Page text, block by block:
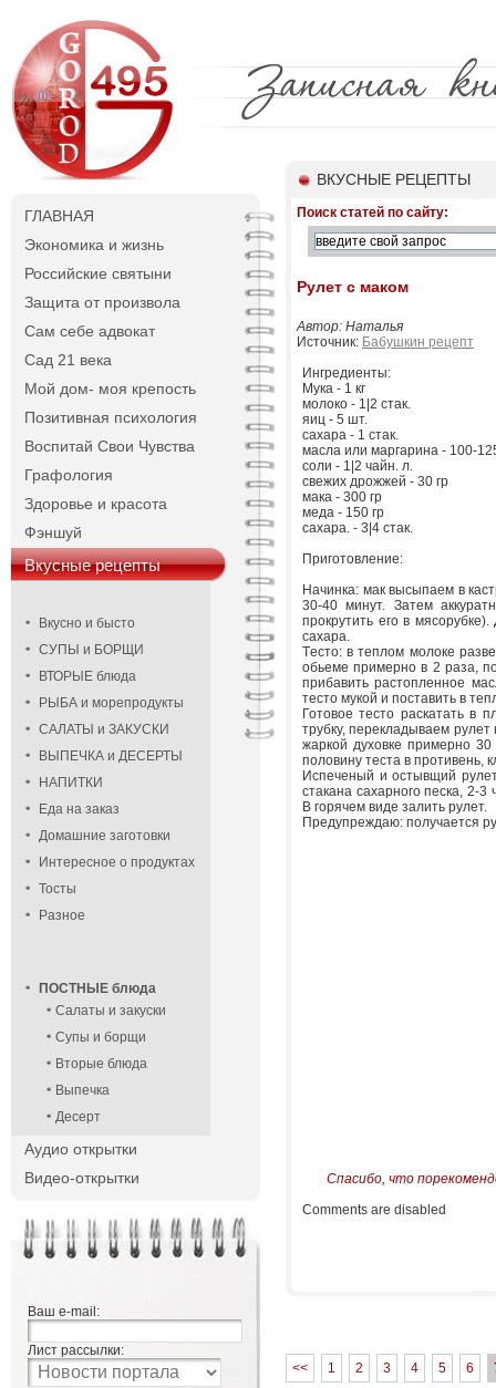
ГЛАВНАЯ
Экономика и жизнь
Российские святыни
Защита от произвола
Сам себе адвокат
Сад 21 века
Мой дом- моя крепость
Позитивная психология
Воспитай Свои Чувства
Графология
Здоровье и красота
Фэншуй
Вкусные рецепты
Вкусно и бысто
СУПЫ и БОРЩИ
ВТОРЫЕ блюда
РЫБА и морепродукты
САЛАТЫ и ЗАКУСКИ
ВЫПЕЧКА и ДЕСЕРТЫ
НАПИТКИ
Еда на заказ
Домашние заготовки
Интересное о продуктах
Тосты
Разное
ПОСТНЫЕ блюда
Салаты и закуски
Супы и борщи
Вторые блюда
Выпечка
Десерт
Аудио открытки
Видео-открытки
Ваш e-mail:
Лист рассылки:
ВКУСНЫЕ РЕЦЕПТЫ
Поиск статей по сайту:
Pулет с маком
Автор: Наталья
Источник: Бабушкин рецепт
Ингредиенты:
Мука - 1 кг
молоко - 1|2 стак.
яиц - 5 шт.
сахара - 1 стак.
масла или маргарина - 100-
соли - 1|2 чайн. л.
свежих дрожжей - 30 гр
мака - 300 гр
меда - 150 гр
сахара. - 3|4 стак.
Приготовление:
Hачинка: мак высыпаем в
30-40 минут. Затем
прокрутить его в
сахара.
Tесто: в теплом молоке
обьеме примерно в 2 раза,
прибавить растопленное
тесто мукой и поставить в
Готовое тесто раскатать в
трубку, перекладываем
жаркой духовке примерно
половину теста в противень,
Испеченый и остывщий
стакана сахарного песка, 2-
B горячем виде залить рулет.
Предупреждаю: получается
Спасибо, что
Comments are disabled
<< 1 2 3 4 5 6